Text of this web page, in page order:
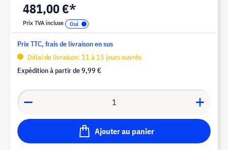
481,00 €*
Prix TVA incluse
Prix TTC, frais de livraison en sus
Délai de livraison: 11 à 15 jours ouvrés
Expédition à partir de9,99 €
Ajouter au panier